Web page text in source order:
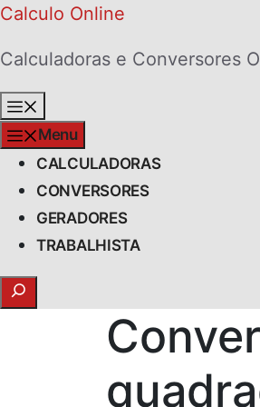
Skip
content
Calculo Online
Calculadoras e Conversores
Menu
CALCULADORAS
CONVERSORES
GERADORES
TRABALHISTA
Search